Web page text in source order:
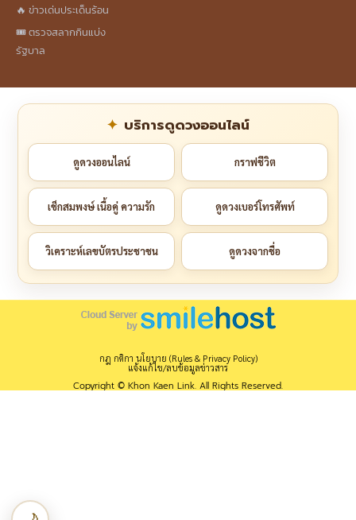
🔥 ข่าวเด่นประเด็นร้อน
🎟️ ตรวจสลากกินแบ่ง
รัฐบาล
บริการดูดวงออนไลน์
ดูดวงออนไลน์ กราฟชีวิต
เช็กสมพงษ์ เนื้อคู่ ความรัก ดูดวงเบอร์โทรศัพท์
วิเคราะห์เลขบัตรประชาชน ดูดวงจากชื่อ
กฎ กติกา นโยบาย (Rules & Privacy Policy)
แจ้งแก้ไข/ลบข้อมูลข่าวสาร
Copyright © Khon Kaen Link. All Rights Reserved.